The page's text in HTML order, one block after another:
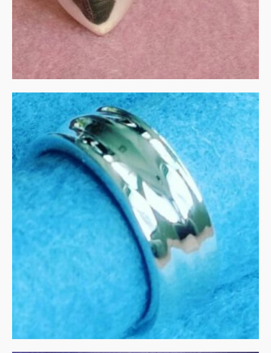
‘Pottenbakkers’ ring
MEER INFORMATIE